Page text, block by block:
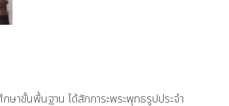
าขั้นพื้นฐาน ได้สักการะพระพุทธรูปประจำ